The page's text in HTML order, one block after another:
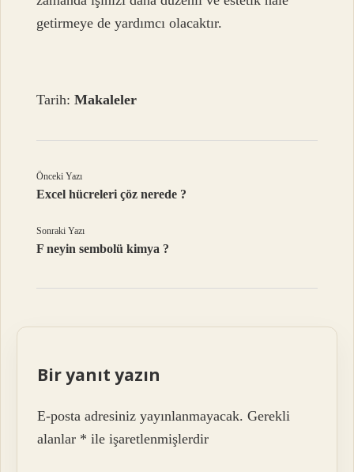
getirmeye de yardımcı olacaktır.
Tarih:Makaleler
Önceki Yazı
Excel hücreleri çöz nerede ?
Sonraki Yazı
F neyin sembolü kimya ?
Bir yanıt yazın
E-posta adresiniz yayınlanmayacak. Gerekli
alanlar * ile işaretlenmişlerdir